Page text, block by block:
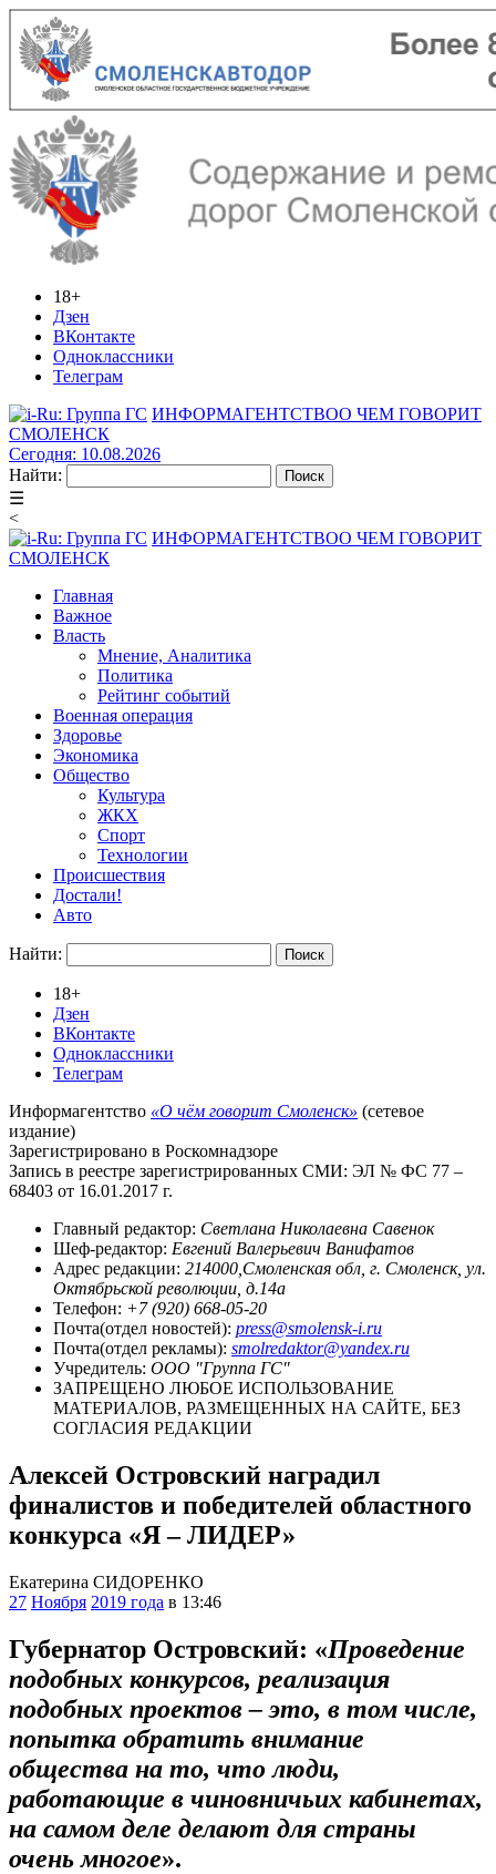
18+
Дзен
ВКонтакте
Одноклассники
Телеграм
ИНФОРМАГЕНТСТВОО ЧЕМ ГОВОРИТ
СМОЛЕНСК
Сегодня: 10.08.2026
Найти:
☰
<
ИНФОРМАГЕНТСТВОО ЧЕМ ГОВОРИТ
СМОЛЕНСК
Главная
Важное
Власть
Мнение, Аналитика
Политика
Рейтинг событий
Военная операция
Здоровье
Экономика
Общество
Культура
ЖКХ
Спорт
Технологии
Происшествия
Достали!
Авто
Найти:
18+
Дзен
ВКонтакте
Одноклассники
Телеграм
Информагентство «О чём говорит Смоленск» (сетевое
издание)
Зарегистрировано в Роскомнадзоре
Запись в реестре зарегистрированных СМИ: ЭЛ № ФС 77 –
68403 от 16.01.2017 г.
Главный редактор: Светлана Николаевна Савенок
Шеф-редактор: Евгений Валерьевич Ванифатов
Адрес редакции: 214000,Смоленская обл, г. Смоленск, ул.
Октябрьской революции, д.14а
Телефон: +7 (920) 668-05-20
Почта(отдел новостей): press@smolensk-i.ru
Почта(отдел рекламы): smolredaktor@yandex.ru
Учредитель: ООО "Группа ГС"
ЗАПРЕЩЕНО ЛЮБОЕ ИСПОЛЬЗОВАНИЕ
МАТЕРИАЛОВ, РАЗМЕЩЕННЫХ НА САЙТЕ, БЕЗ
СОГЛАСИЯ РЕДАКЦИИ
Алексей Островский наградил
финалистов и победителей областного
конкурса «Я – ЛИДЕР»
Екатерина СИДОРЕНКО
27 Ноября 2019 года в 13:46
Губернатор Островский: «Проведение
подобных конкурсов, реализация
подобных проектов – это, в том числе,
попытка обратить внимание
общества на то, что люди,
работающие в чиновничьих кабинетах,
на самом деле делают для страны
очень многое».